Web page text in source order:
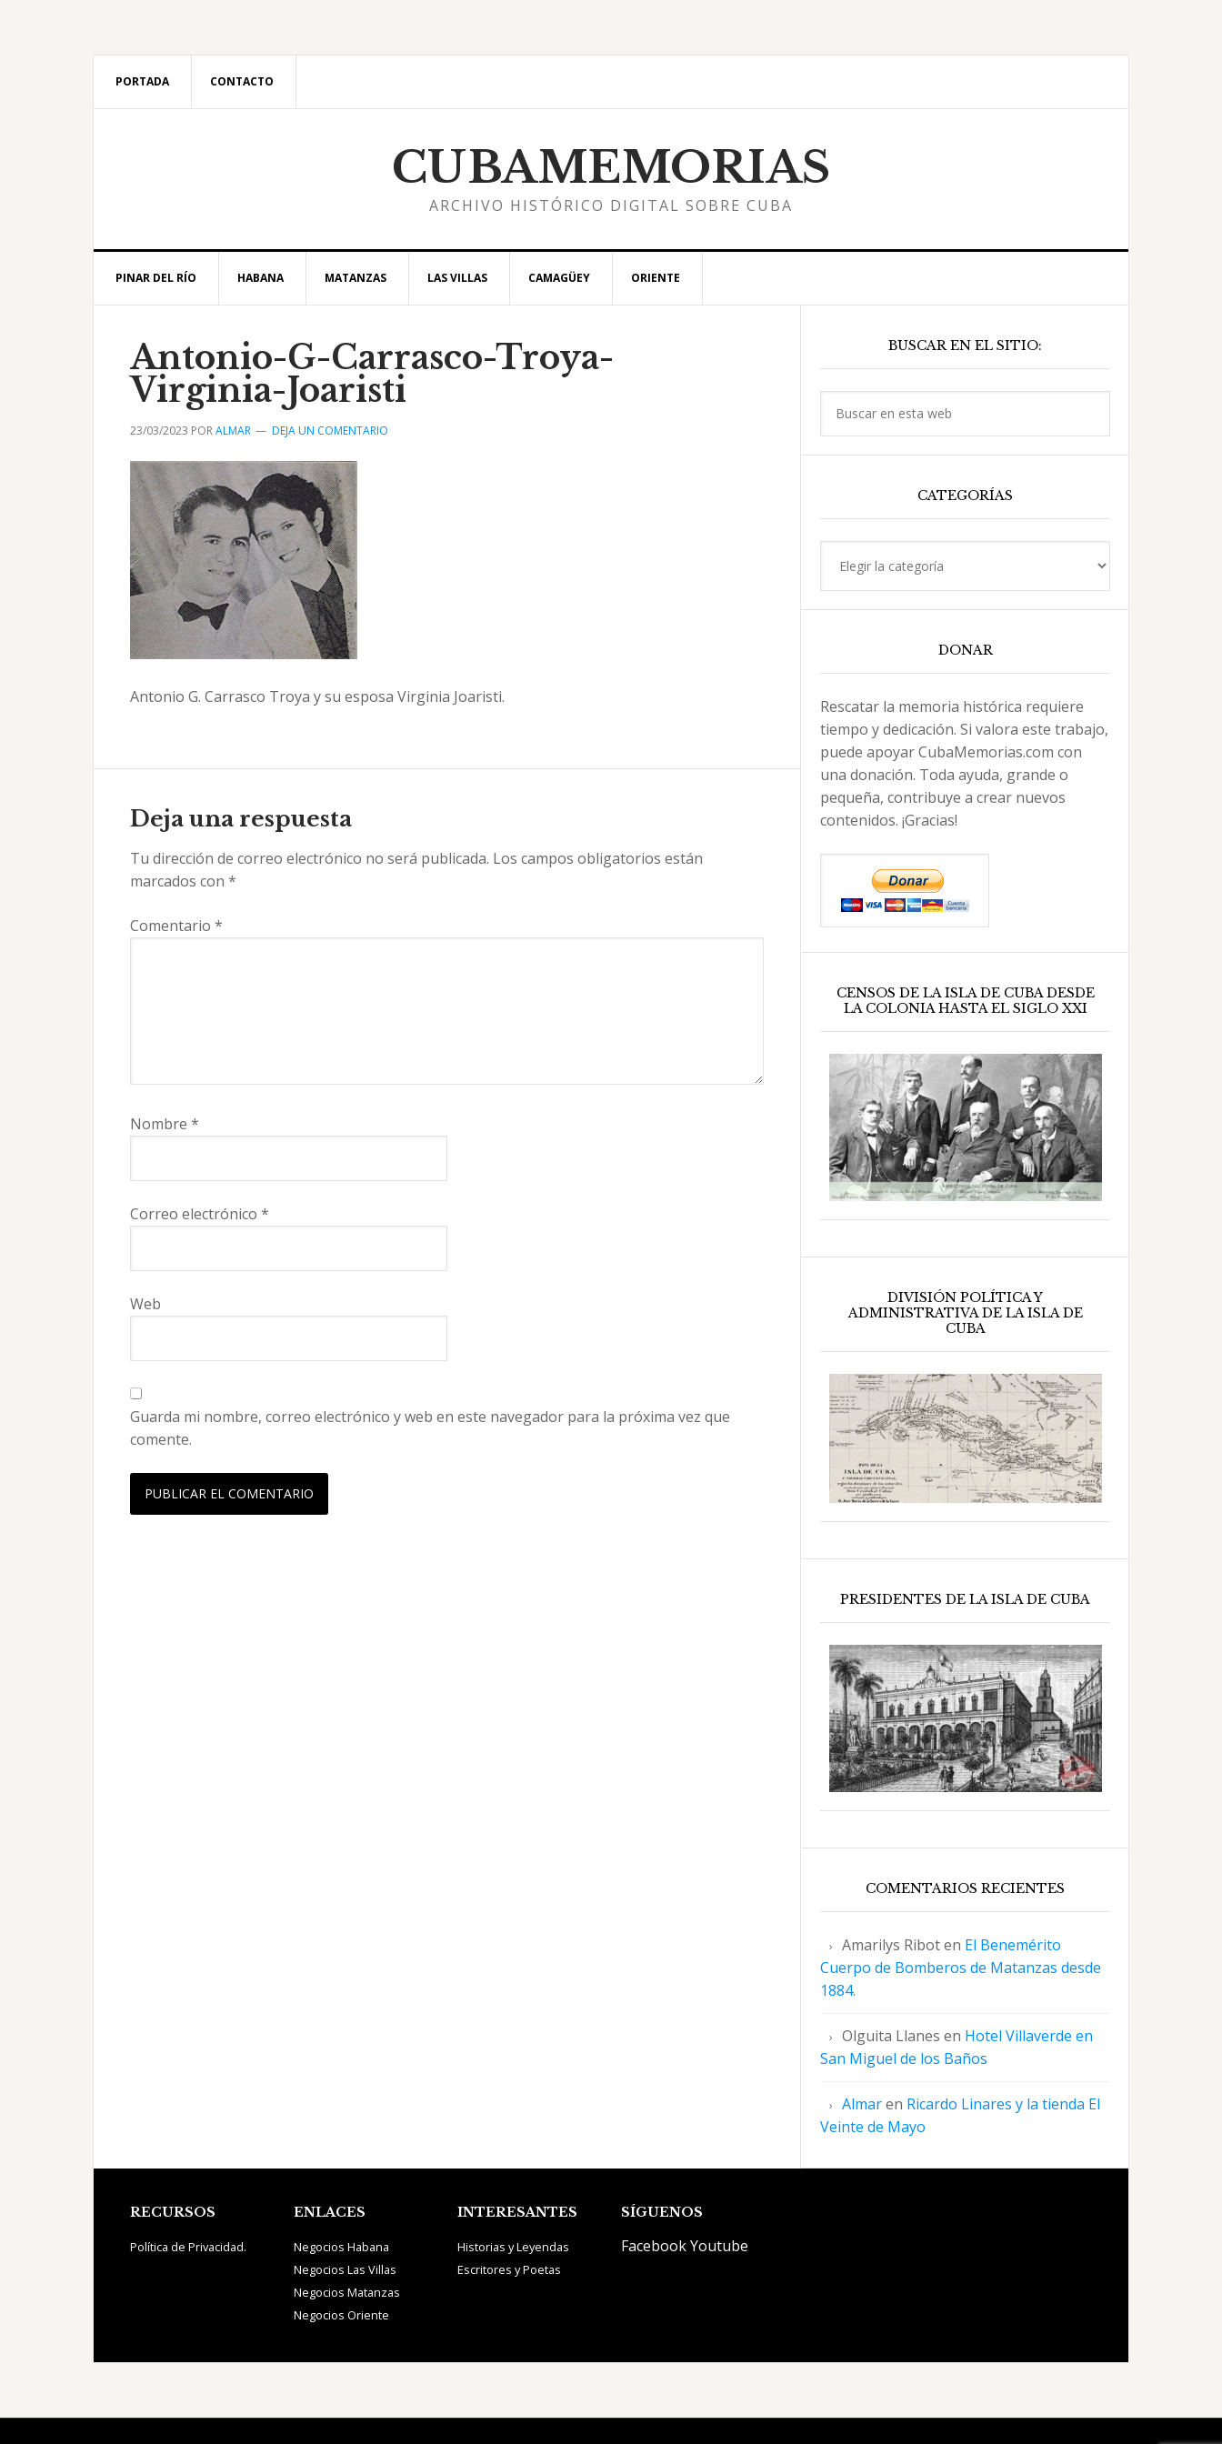
PORTADA CONTACTO
CUBAMEMORIAS
ARCHIVO HISTÓRICO DIGITAL SOBRE CUBA
PINAR DEL RÍO HABANA MATANZAS LAS VILLAS CAMAGÜEY ORIENTE
Antonio-G-Carrasco-Troya-
Virginia-Joaristi
23/03/2023 PORALMAR DEJA UN COMENTARIO
Antonio G. Carrasco Troya y su esposa Virginia Joaristi.
con
los
lectores
Deja una respuesta
Tu dirección de correo electrónico no será publicada. Los campos obligatorios están
marcados con *
Comentario *
Nombre *
Correo electrónico *
Web
Guarda mi nombre, correo electrónico y web en este navegador para la próxima vez que
comente.
lateral
principal
BUSCAR EN EL SITIO:
CATEGORÍAS
DONAR
Rescatar la memoria histórica requiere
tiempo y dedicación. Si valora este trabajo,
puede apoyar CubaMemorias.com con
una donación. Toda ayuda, grande o
pequeña, contribuye a crear nuevos
contenidos. ¡Gracias!
CENSOS DE LA ISLA DE CUBA DESDE
LA COLONIA HASTA EL SIGLO XXI
DIVISIÓN POLÍTICA Y
ADMINISTRATIVA DE LA ISLA DE
CUBA
PRESIDENTES DE LA ISLA DE CUBA
COMENTARIOS RECIENTES
Amarilys Riboten El Benemérito
Cuerpo de Bomberos de Matanzas desde
1884.
Olguita Llanes en Hotel Villaverde en
San Miguel de los Baños
Almaren Ricardo Linares y la tienda El
Veinte de Mayo
Footer
RECURSOS
Política de Privacidad.
ENLACES
Negocios Habana
Negocios Las Villas
Negocios Matanzas
Negocios Oriente
INTERESANTES
Historias y Leyendas
Escritores y Poetas
SÍGUENOS
FacebookYoutube